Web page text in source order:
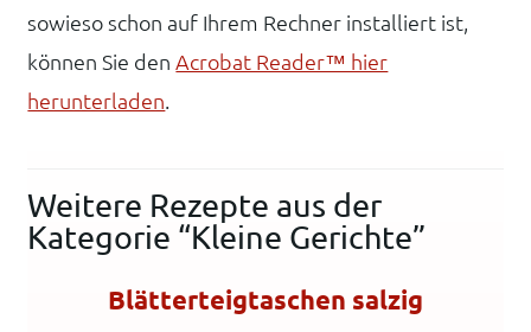
sowieso schon auf Ihrem Rechner installiert ist,
können Sie denAcrobat Reader™ hier
herunterladen.
Weitere Rezepte aus der
Kategorie “Kleine Gerichte”
Blätterteigtaschen salzig